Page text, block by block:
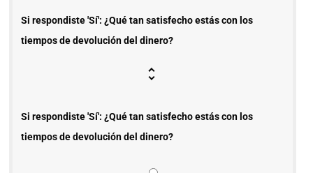
Si respondiste 'Sí': ¿Qué tan satisfecho estás con los
tiempos de devolución del dinero?
Si respondiste 'Sí': ¿Qué tan satisfecho estás con los
tiempos de devolución del dinero?